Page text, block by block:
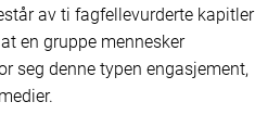
av ti fagfellevurderte kapitler
en gruppe mennesker
seg denne typen engasjement,